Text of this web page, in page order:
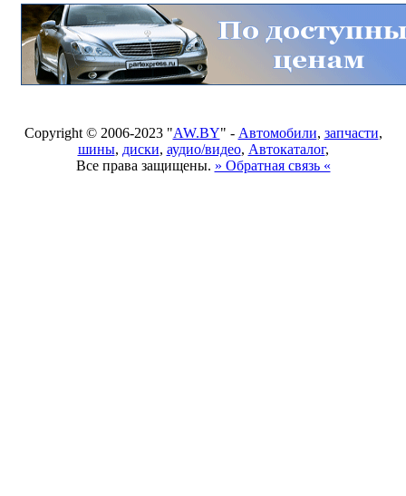
Copyright © 2006-2023 "AW.BY" - Автомобили, запчасти,
шины, диски, аудио/видео, Автокаталог,
Все права защищены. » Обратная связь «